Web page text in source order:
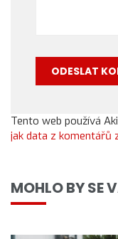
Tento web používá
jak data z komentářů
MOHLO BY SE